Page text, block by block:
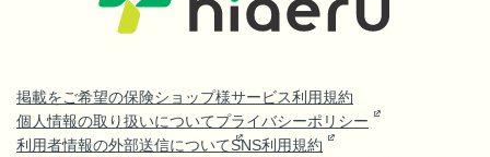
掲載をご希望の保険ショップ様サービス利用規約
個人情報の取り扱いについてプライバシーポリシー
利用者情報の外部送信についてSNS利用規約